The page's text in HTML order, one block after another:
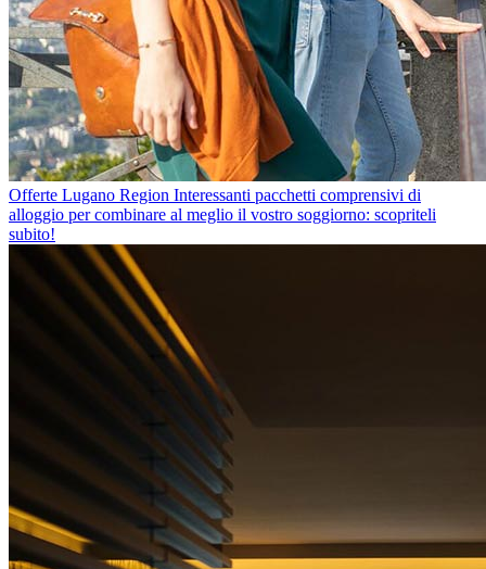
Offerte Lugano Region Interessanti pacchetti comprensivi di
alloggio per combinare al meglio il vostro soggiorno: scopriteli
subito!